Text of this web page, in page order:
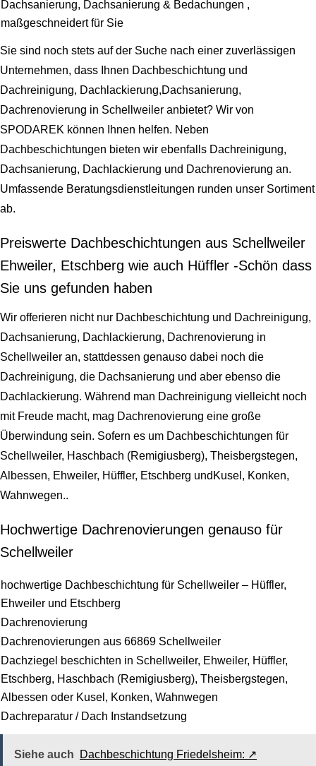
Dachsanierung, Dachsanierung & Bedachungen ,
maßgeschneidert für Sie
Sie sind noch stets auf der Suche nach einer zuverlässigen
Unternehmen, dass Ihnen Dachbeschichtung und
Dachreinigung, Dachlackierung,Dachsanierung,
Dachrenovierung in Schellweiler anbietet? Wir von
SPODAREK können Ihnen helfen. Neben
Dachbeschichtungen bieten wir ebenfalls Dachreinigung,
Dachsanierung, Dachlackierung und Dachrenovierung an.
Umfassende Beratungsdienstleitungen runden unser Sortiment
ab.
Preiswerte Dachbeschichtungen aus Schellweiler
Ehweiler, Etschberg wie auch Hüffler -Schön dass
Sie uns gefunden haben
Wir offerieren nicht nur Dachbeschichtung und Dachreinigung,
Dachsanierung, Dachlackierung, Dachrenovierung in
Schellweiler an, stattdessen genauso dabei noch die
Dachreinigung, die Dachsanierung und aber ebenso die
Dachlackierung. Während man Dachreinigung vielleicht noch
mit Freude macht, mag Dachrenovierung eine große
Überwindung sein. Sofern es um Dachbeschichtungen für
Schellweiler, Haschbach (Remigiusberg), Theisbergstegen,
Albessen, Ehweiler, Hüffler, Etschberg undKusel, Konken,
Wahnwegen..
Hochwertige Dachrenovierungen genauso für
Schellweiler
hochwertige Dachbeschichtung für Schellweiler – Hüffler,
Ehweiler und Etschberg
Dachrenovierung
Dachrenovierungen aus 66869 Schellweiler
Dachziegel beschichten in Schellweiler, Ehweiler, Hüffler,
Etschberg, Haschbach (Remigiusberg), Theisbergstegen,
Albessen oder Kusel, Konken, Wahnwegen
Dachreparatur / Dach Instandsetzung
Siehe auch
Dachbeschichtung Friedelsheim: ↗️